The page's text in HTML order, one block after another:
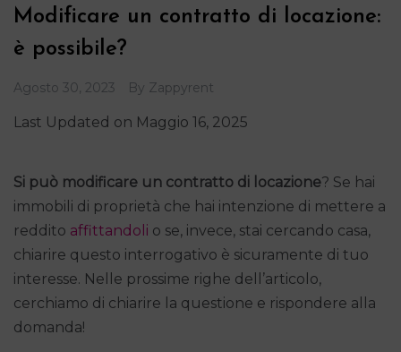
Modificare un contratto di locazione:
è possibile?
Agosto 30, 2023 By Zappyrent
Last Updated on Maggio 16, 2025
Si può modificare un contratto di locazione? Se hai
immobili di proprietà che hai intenzione di mettere a
reddito affittandoli o se, invece, stai cercando casa,
chiarire questo interrogativo è sicuramente di tuo
interesse. Nelle prossime righe dell’articolo,
cerchiamo di chiarire la questione e rispondere alla
domanda!